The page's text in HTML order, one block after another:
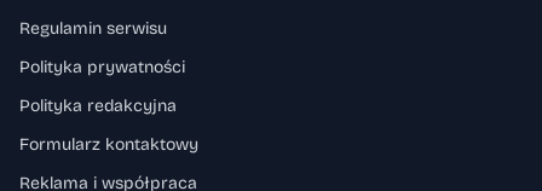
Regulamin serwisu
Polityka prywatności
Polityka redakcyjna
Formularz kontaktowy
Reklama i współpraca